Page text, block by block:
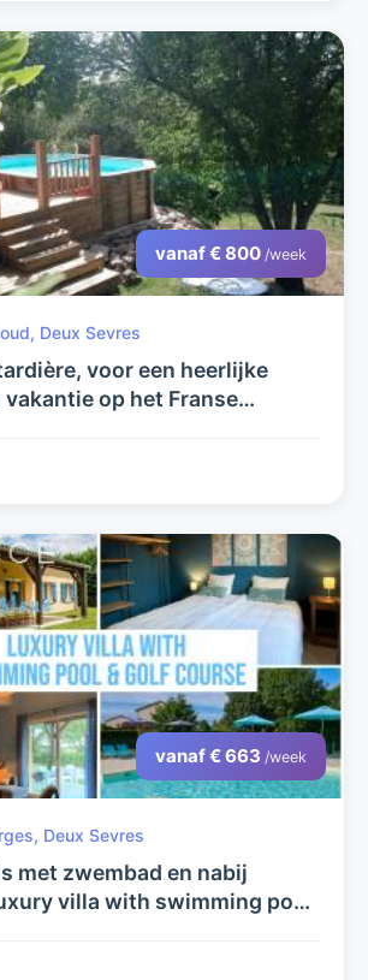
vanaf € 800 /week
Deux Sevres
voor een heerlijke
op het Franse
voor max. 10
vanaf € 663 /week
Deux Sevres
met zwembad en nabij
villa with swimming pool